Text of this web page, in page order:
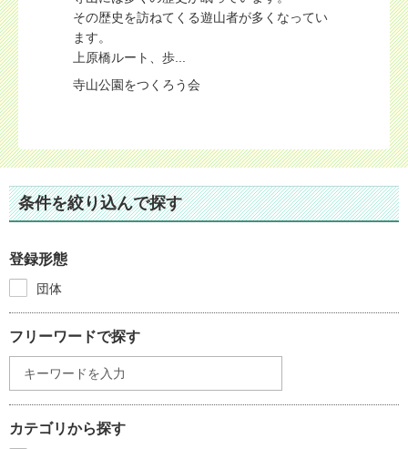
その歴史を訪ねてくる遊山者が多くなってい
ます。
上原橋ルート、歩...
寺山公園をつくろう会
条件を絞り込んで探す
登録形態
団体
フリーワードで探す
カテゴリから探す